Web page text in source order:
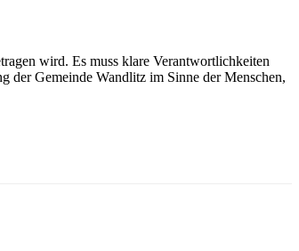
wird. Es muss klare Verantwortlichkeiten
der Gemeinde Wandlitz im Sinne der Menschen,